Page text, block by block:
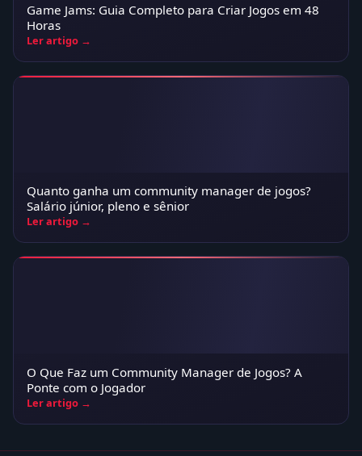
Game Jams: Guia Completo para Criar Jogos em 48
Horas
Ler artigo →
Quanto ganha um community manager de jogos?
Salário júnior, pleno e sênior
Ler artigo →
O Que Faz um Community Manager de Jogos? A
Ponte com o Jogador
Ler artigo →